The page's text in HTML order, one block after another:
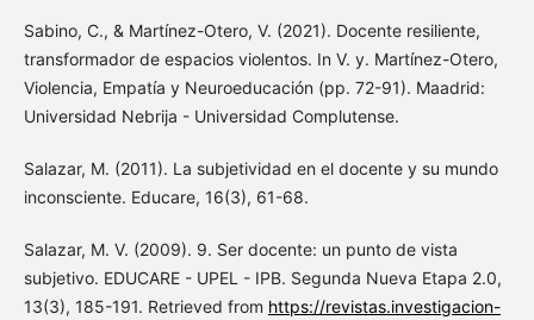
Sabino, C., & Martínez-Otero, V. (2021). Docente resiliente,
transformador de espacios violentos. In V. y. Martínez-Otero,
Violencia, Empatía y Neuroeducación (pp. 72-91). Maadrid:
Universidad Nebrija - Universidad Complutense.
Salazar, M. (2011). La subjetividad en el docente y su mundo
inconsciente. Educare, 16(3), 61-68.
Salazar, M. V. (2009). 9. Ser docente: un punto de vista
subjetivo. EDUCARE - UPEL - IPB. Segunda Nueva Etapa 2.0,
13(3), 185-191. Retrieved from https://revistas.investigacion-